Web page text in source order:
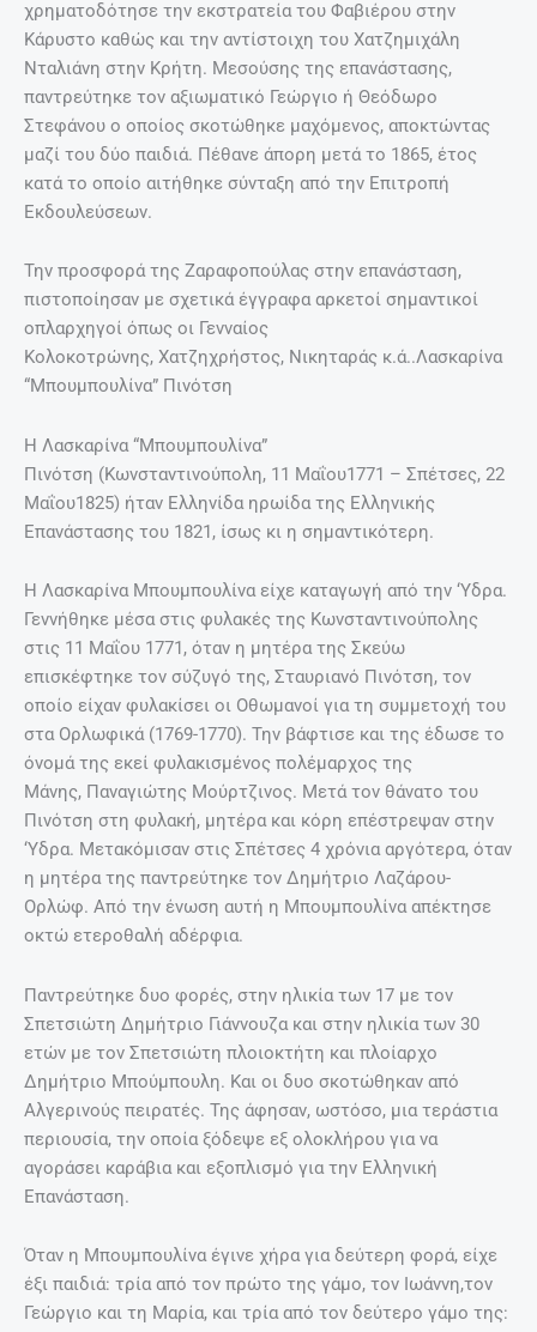
χρηματοδότησε την εκστρατεία του Φαβιέρου στην
Κάρυστο καθώς και την αντίστοιχη του Χατζημιχάλη
Νταλιάνη στην Κρήτη. Μεσούσης της επανάστασης,
παντρεύτηκε τον αξιωματικό Γεώργιο ή Θεόδωρο
Στεφάνου ο οποίος σκοτώθηκε μαχόμενος, αποκτώντας
μαζί του δύο παιδιά. Πέθανε άπορη μετά το 1865, έτος
κατά το οποίο αιτήθηκε σύνταξη από την Επιτροπή
Εκδουλεύσεων.
Την προσφορά της Ζαραφοπούλας στην επανάσταση,
πιστοποίησαν με σχετικά έγγραφα αρκετοί σημαντικοί
οπλαρχηγοί όπως οι Γενναίος
Κολοκοτρώνης, Χατζηχρήστος, Νικηταράς κ.ά..Λασκαρίνα
“Μπουμπουλίνα” Πινότση
Η Λασκαρίνα “Μπουμπουλίνα”
Πινότση (Κωνσταντινούπολη, 11 Μαΐου1771 – Σπέτσες, 22
Μαΐου1825) ήταν Ελληνίδα ηρωίδα της Ελληνικής
Επανάστασης του 1821, ίσως κι η σημαντικότερη.
Η Λασκαρίνα Μπουμπουλίνα είχε καταγωγή από την ‘Υδρα.
Γεννήθηκε μέσα στις φυλακές της Κωνσταντινούπολης
στις 11 Μαΐου 1771, όταν η μητέρα της Σκεύω
επισκέφτηκε τον σύζυγό της, Σταυριανό Πινότση, τον
οποίο είχαν φυλακίσει οι Οθωμανοί για τη συμμετοχή του
στα Ορλωφικά (1769-1770). Την βάφτισε και της έδωσε το
όνομά της εκεί φυλακισμένος πολέμαρχος της
Μάνης, Παναγιώτης Μούρτζινος. Μετά τον θάνατο του
Πινότση στη φυλακή, μητέρα και κόρη επέστρεψαν στην
‘Υδρα. Μετακόμισαν στις Σπέτσες 4 χρόνια αργότερα, όταν
η μητέρα της παντρεύτηκε τον Δημήτριο Λαζάρου-
Ορλώφ. Από την ένωση αυτή η Μπουμπουλίνα απέκτησε
οκτώ ετεροθαλή αδέρφια.
Παντρεύτηκε δυο φορές, στην ηλικία των 17 με τον
Σπετσιώτη Δημήτριο Γιάννουζα και στην ηλικία των 30
ετών με τον Σπετσιώτη πλοιοκτήτη και πλοίαρχο
Δημήτριο Μπούμπουλη. Και οι δυο σκοτώθηκαν από
Αλγερινούς πειρατές. Της άφησαν, ωστόσο, μια τεράστια
περιουσία, την οποία ξόδεψε εξ ολοκλήρου για να
αγοράσει καράβια και εξοπλισμό για την Ελληνική
Επανάσταση.
Όταν η Μπουμπουλίνα έγινε χήρα για δεύτερη φορά, είχε
έξι παιδιά: τρία από τον πρώτο της γάμο, τον Ιωάννη,τον
Γεώργιο και τη Μαρία, και τρία από τον δεύτερο γάμο της: